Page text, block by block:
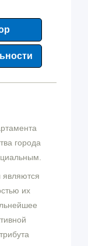
города
являются
их